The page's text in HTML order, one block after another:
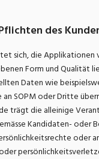
des
sich, die Applikationen
Form und Qualität
Daten wie
SOPM oder Dritte
trägt die alleinige
Kandidaten- oder
oder